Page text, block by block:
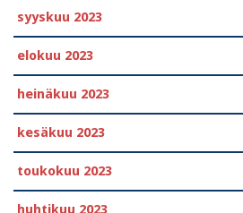
syyskuu 2023
elokuu 2023
heinäkuu 2023
kesäkuu 2023
toukokuu 2023
huhtikuu 2023